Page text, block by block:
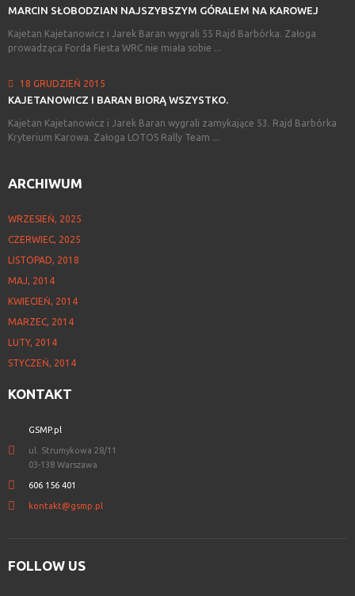
MARCIN SŁOBODZIAN NAJSZYBSZYM GÓRALEM NA KAROWEJ
Kajetan Kajetanowicz i Jarek Baran wygrali 55 Rajd Barbórka. Załoga
prowadząca Forda Fiesta WRC nie miała sobie ...
18 GRUDZIEŃ 2015
KAJETANOWICZ I BARAN BIORĄ WSZYSTKO.
Kajetan Kajetanowicz i Jarek Baran wygrali zamykające 53. Rajd Barbórka
Kryterium Karowa. Załoga LOTOS Rally Team ...
ARCHIWUM
WRZESIEŃ, 2025
CZERWIEC, 2025
LISTOPAD, 2018
MAJ, 2014
KWIECIEŃ, 2014
MARZEC, 2014
LUTY, 2014
STYCZEŃ, 2014
KONTAKT
GSMP.pl
ul. Strumykowa 28/11
03-138 Warszawa
606 156 401
kontakt@gsmp.pl
FOLLOW US